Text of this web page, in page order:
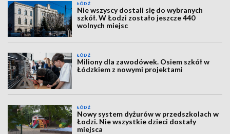
ŁÓDŹ
Nie wszyscy dostali się do wybranych
szkół. W Łodzi zostało jeszcze 440
wolnych miejsc
ŁÓDŹ
Miliony dla zawodówek. Osiem szkół w
Łódzkiem z nowymi projektami
ŁÓDŹ
Nowy system dyżurów w przedszkolach w
Łodzi. Nie wszystkie dzieci dostały
miejsca